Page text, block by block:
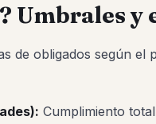
Umbrales y
de obligados según el
Cumplimiento